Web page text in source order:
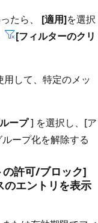
たら、 [適用]を選択
[フィルターのクリ
して、特定のメッ
ープ] を選択し、[ア
ープ化を解除する
許可/ブロック]
のエントリを表示